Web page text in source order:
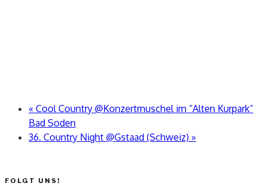
« Cool Country @Konzertmuschel im “Alten Kurpark”
Bad Soden
36. Country Night @Gstaad (Schweiz) »
FOLGT UNS!